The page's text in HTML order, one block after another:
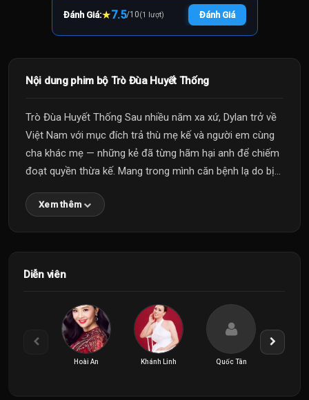
Đánh Giá:★7.5/10(1 lượt) Đánh Giá
Nội dung phim bộ Trò Đùa Huyết Thống
Trò Đùa Huyết Thống Sau nhiều năm xa xứ, Dylan trở về
Việt Nam với mục đích trả thù mẹ kế và người em cùng
cha khác mẹ — những kẻ đã từng hãm hại anh để chiếm
đoạt quyền thừa kế. Mang trong mình căn bệnh lạ do bị...
Xem thêm
Diễn viên
Hoài An Khánh Linh Quốc Tân